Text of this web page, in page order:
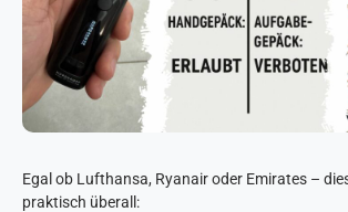
Egal ob Lufthansa, Ryanair oder Emirates –
praktisch überall: